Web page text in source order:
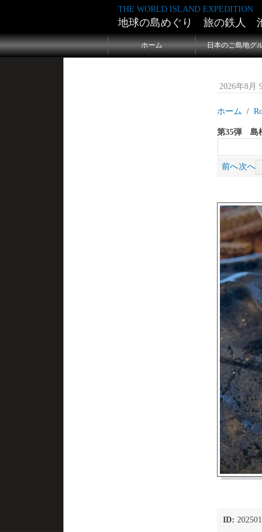
THE WORLD ISLAND EXPEDITION
地球の島めぐり 旅の鉄人
ホーム 日本のご島地グ
2026年8月
ホーム
第35弾 島
前へ次へ
ID: